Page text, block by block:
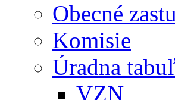
Obecné
Komisie
Úradna
VZN